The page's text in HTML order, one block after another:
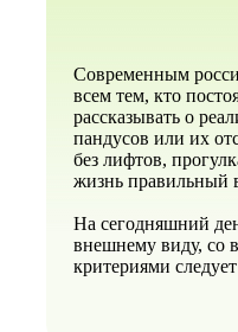
Современным
всем тем, кто
рассказывать о
пандусов или их
без лифтов,
жизнь правильный
На сегодняшний
внешнему виду, со
критериями